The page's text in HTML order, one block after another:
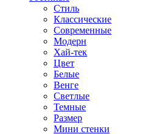
Стиль
Классические
Современные
Модерн
Хай-тек
Цвет
Белые
Венге
Светлые
Темные
Размер
Мини стенки